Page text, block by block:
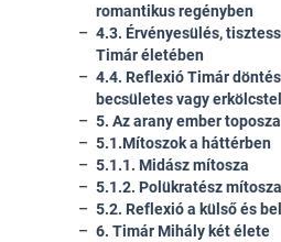
romantikus regényben
4.3. Érvényesülés,
Timár életében
4.4. Reflexió Timár
becsületes vagy
5. Az arany ember toposza
5.1.Mítoszok a háttérben
5.1.1. Midász mítosza
5.1.2. Polükratész mítosza
5.2. Reflexió a külső és
6. Timár Mihály két élete